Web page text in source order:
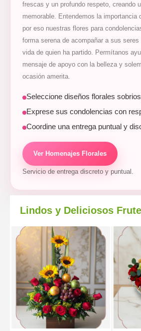
frescas y un profundo respeto, creando
memorable. Entendemos la importancia
por eso nuestras flores para
forma serena de acompañar a sus
vida de quien ha partido. Permítanos
mensaje de apoyo con la belleza y
ocasión amerita.
Seleccione diseños florales
Exprese sus condolencias con
Coordine una entrega puntual y
Ver Homenajes Florales
Servicio de entrega discreto y puntual.
Lindos y Deliciosos